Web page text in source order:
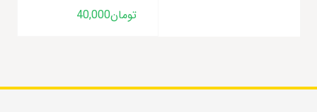
تومان40,000